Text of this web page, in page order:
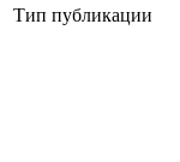
Тип публикации